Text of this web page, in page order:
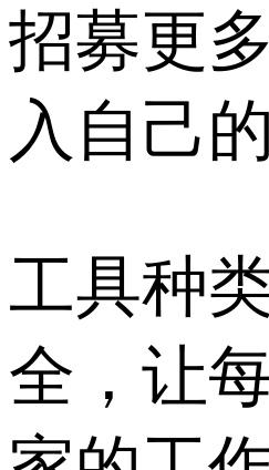
招募更
入自己
工具种
全，让